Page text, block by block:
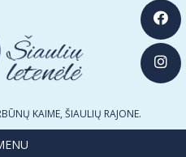
KAIME, ŠIAULIŲ RAJONE.